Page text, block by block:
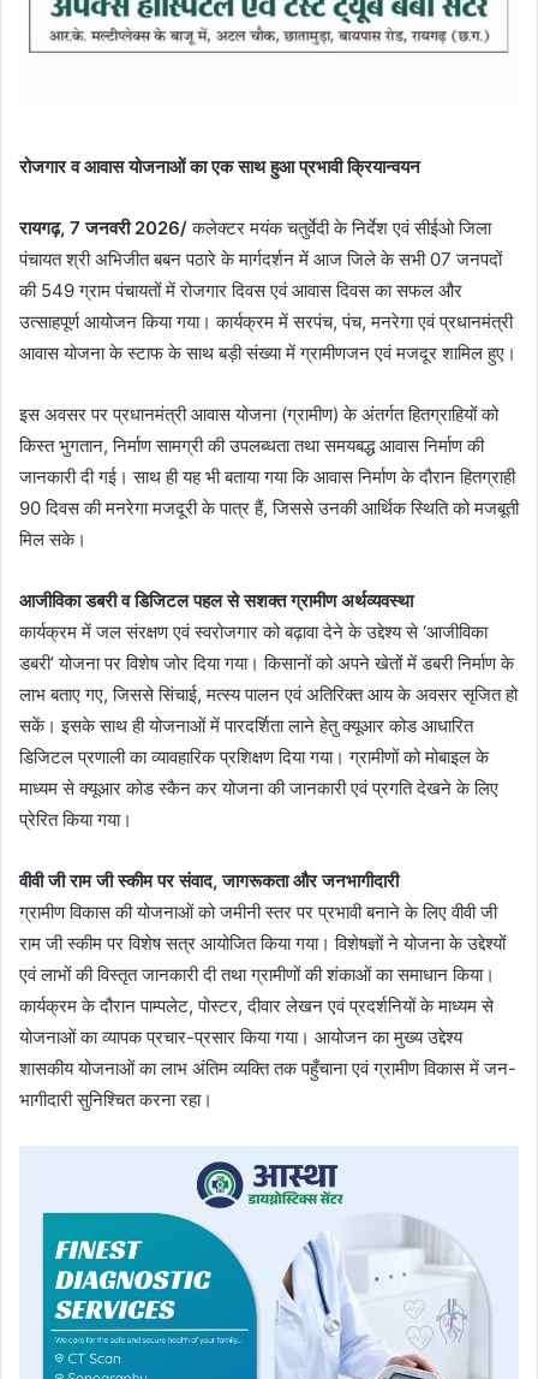
रोजगार व आवास योजनाओं का एक साथ हुआ प्रभावी क्रियान्वयन
रायगढ़, 7 जनवरी 2026/कलेक्टर मयंक चतुर्वेदी के निर्देश एवं सीईओ जिला
पंचायत श्री अभिजीत बबन पठारे के मार्गदर्शन में आज जिले के सभी 07 जनपदों
की 549 ग्राम पंचायतों में रोजगार दिवस एवं आवास दिवस का सफल और
उत्साहपूर्ण आयोजन किया गया। कार्यक्रम में सरपंच, पंच, मनरेगा एवं प्रधानमंत्री
आवास योजना के स्टाफ के साथ बड़ी संख्या में ग्रामीणजन एवं मजदूर शामिल हुए।
इस अवसर पर प्रधानमंत्री आवास योजना (ग्रामीण) के अंतर्गत हितग्राहियों को
किस्त भुगतान, निर्माण सामग्री की उपलब्धता तथा समयबद्ध आवास निर्माण की
जानकारी दी गई। साथ ही यह भी बताया गया कि आवास निर्माण के दौरान हितग्राही
90 दिवस की मनरेगा मजदूरी के पात्र हैं, जिससे उनकी आर्थिक स्थिति को मजबूती
मिल सके।
आजीविका डबरी व डिजिटल पहल से सशक्त ग्रामीण अर्थव्यवस्था
कार्यक्रम में जल संरक्षण एवं स्वरोजगार को बढ़ावा देने के उद्देश्य से ‘आजीविका
डबरी’ योजना पर विशेष जोर दिया गया। किसानों को अपने खेतों में डबरी निर्माण के
लाभ बताए गए, जिससे सिंचाई, मत्स्य पालन एवं अतिरिक्त आय के अवसर सृजित हो
सकें। इसके साथ ही योजनाओं में पारदर्शिता लाने हेतु क्यूआर कोड आधारित
डिजिटल प्रणाली का व्यावहारिक प्रशिक्षण दिया गया। ग्रामीणों को मोबाइल के
माध्यम से क्यूआर कोड स्कैन कर योजना की जानकारी एवं प्रगति देखने के लिए
प्रेरित किया गया।
वीवी जी राम जी स्कीम पर संवाद, जागरूकता और जनभागीदारी
ग्रामीण विकास की योजनाओं को जमीनी स्तर पर प्रभावी बनाने के लिए वीवी जी
राम जी स्कीम पर विशेष सत्र आयोजित किया गया। विशेषज्ञों ने योजना के उद्देश्यों
एवं लाभों की विस्तृत जानकारी दी तथा ग्रामीणों की शंकाओं का समाधान किया।
कार्यक्रम के दौरान पाम्पलेट, पोस्टर, दीवार लेखन एवं प्रदर्शनियों के माध्यम से
योजनाओं का व्यापक प्रचार-प्रसार किया गया। आयोजन का मुख्य उद्देश्य
शासकीय योजनाओं का लाभ अंतिम व्यक्ति तक पहुँचाना एवं ग्रामीण विकास में जन-
भागीदारी सुनिश्चित करना रहा।